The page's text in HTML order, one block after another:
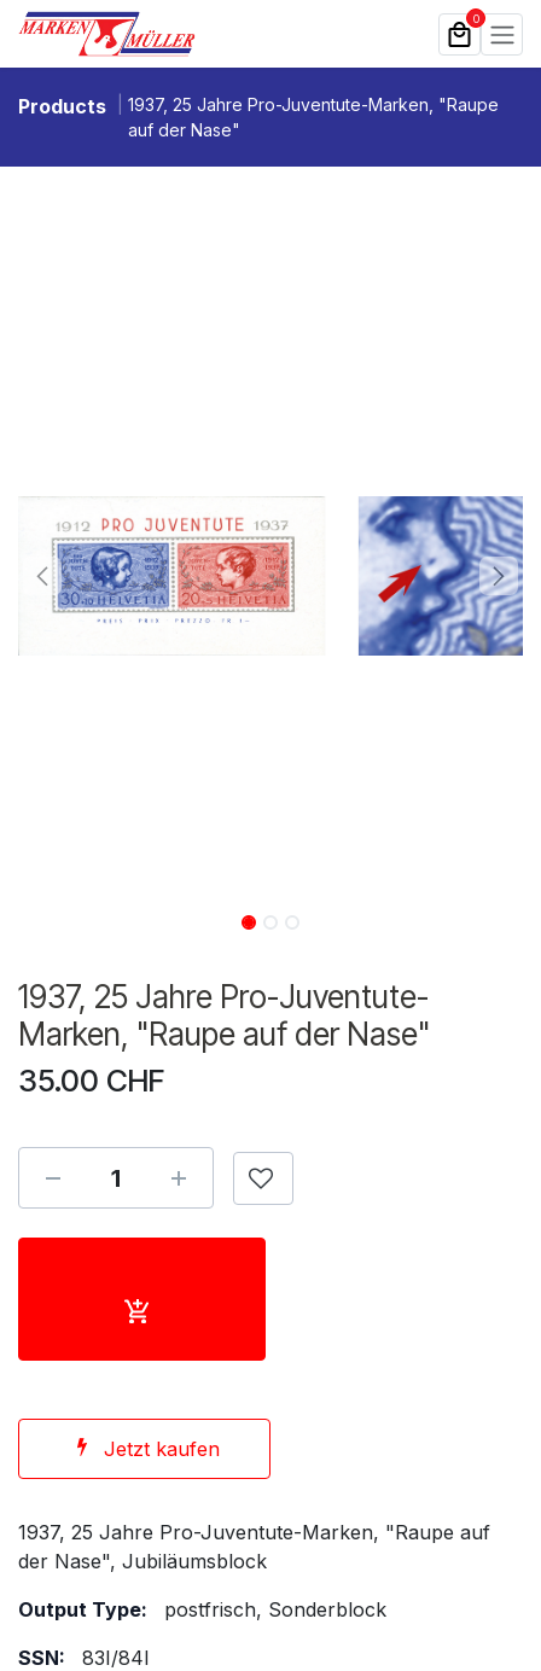
Zum Inhalt springen 0
Products
1937, 25 Jahre Pro-Juventute-Marken, "Raupe
auf der Nase"
1937, 25 Jahre Pro-Juventute-
Marken, "Raupe auf der Nase"
35.00 CHF
Jetzt kaufen
1937, 25 Jahre Pro-Juventute-Marken, "Raupe auf
der Nase", Jubiläumsblock
Output Type:
postfrisch, Sonderblock
SSN:
83I/84I